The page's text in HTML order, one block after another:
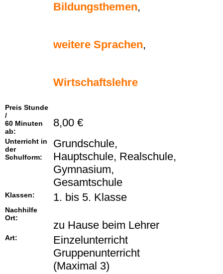
Bildungsthemen,
weitere Sprachen,
Wirtschaftslehre
Preis Stunde
/
60 Minuten
ab:
8,00 €
Unterricht in
der
Schulform:
Grundschule,
Hauptschule, Realschule,
Gymnasium,
Gesamtschule
Klassen: 1. bis 5. Klasse
Nachhilfe
Ort:
zu Hause beim Lehrer
Art:
Einzelunterricht
Gruppenunterricht
(Maximal 3)